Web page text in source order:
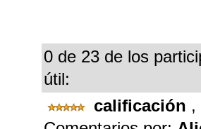
0 de 23 de los
útil:
calificación ,